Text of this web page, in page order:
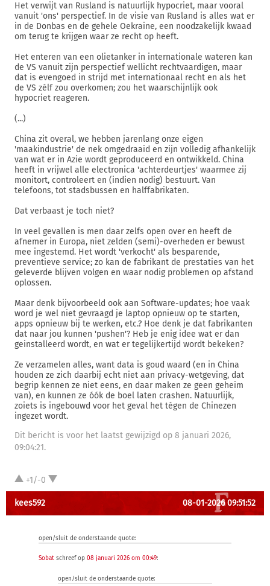
Het verwijt van Rusland is natuurlijk hypocriet, maar vooral
vanuit 'ons' perspectief. In de visie van Rusland is alles wat er
in de Donbas en de gehele Oekraine, een noodzakelijk kwaad
om terug te krijgen waar ze recht op heeft.
Het enteren van een olietanker in internationale wateren kan
de VS vanuit zijn perspectief wellicht rechtvaardigen, maar
dat is evengoed in strijd met internationaal recht en als het
de VS zélf zou overkomen; zou het waarschijnlijk ook
hypocriet reageren.
(...)
China zit overal, we hebben jarenlang onze eigen
'maakindustrie' de nek omgedraaid en zijn volledig afhankelijk
van wat er in Azie wordt geproduceerd en ontwikkeld. China
heeft in vrijwel alle electronica 'achterdeurtjes' waarmee zij
monitort, controleert en (indien nodig) bestuurt. Van
telefoons, tot stadsbussen en halffabrikaten.
Dat verbaast je toch niet?
In veel gevallen is men daar zelfs open over en heeft de
afnemer in Europa, niet zelden (semi)-overheden er bewust
mee ingestemd. Het wordt 'verkocht' als besparende,
preventieve service; zo kan de fabrikant de prestaties van het
geleverde blijven volgen en waar nodig problemen op afstand
oplossen.
Maar denk bijvoorbeeld ook aan Software-updates; hoe vaak
word je wel niet gevraagd je laptop opnieuw op te starten,
apps opnieuw bij te werken, etc.? Hoe denk je dat fabrikanten
dat naar jou kunnen 'pushen'? Heb je enig idee wat er dan
geinstalleerd wordt, en wat er tegelijkertijd wordt bekeken?
Ze verzamelen alles, want data is goud waard (en in China
houden ze zich daarbij echt niet aan privacy-wetgeving, dat
begrip kennen ze niet eens, en daar maken ze geen geheim
van), en kunnen ze óók de boel laten crashen. Natuurlijk,
zoiets is ingebouwd voor het geval het tégen de Chinezen
ingezet wordt.
Dit bericht is voor het laatst gewijzigd op 8 januari 2026,
09:04:21.
+1/-0
kees592 08-01-2026 09:51:52
open/sluit de onderstaande quote:
Sobat schreef op 08 januari 2026 om 00:49:
open/sluit de onderstaande quote: